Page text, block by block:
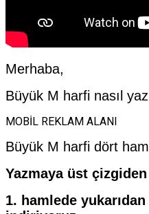
Merhaba,
Büyük M harfi nasıl
MOBİL REKLAM ALANI
Büyük M harfi dört
Yazmaya üst
1. hamlede